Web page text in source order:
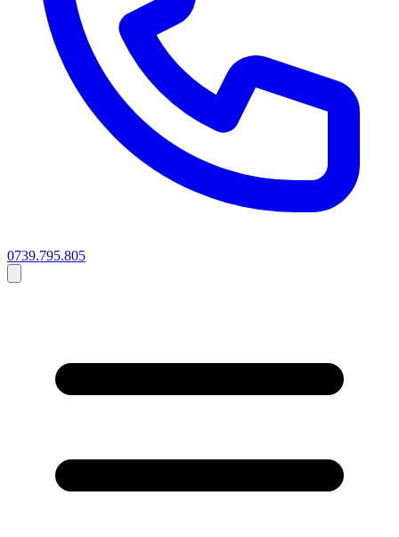
0739.795.805